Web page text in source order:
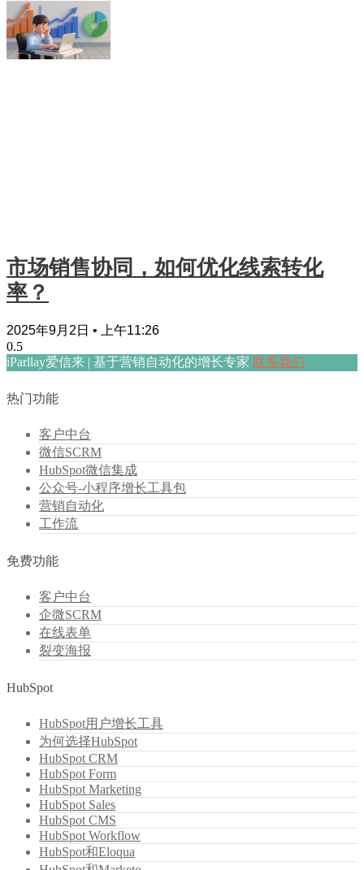
市场销售协同，如何优化线索转化
率？
2025年9月2日 上午11:26
iParllay爱信来 | 基于营销自动化的增长专家 联系我们
热门功能
客户中台
微信SCRM
HubSpot微信集成
公众号-小程序增长工具包
营销自动化
工作流
免费功能
客户中台
企微SCRM
在线表单
裂变海报
HubSpot
HubSpot用户增长工具
为何选择HubSpot
HubSpot CRM
HubSpot Form
HubSpot Marketing
HubSpot Sales
HubSpot CMS
HubSpot Workflow
HubSpot和Eloqua